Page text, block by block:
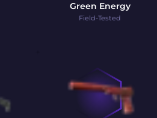
Green Energy
Field-Tested